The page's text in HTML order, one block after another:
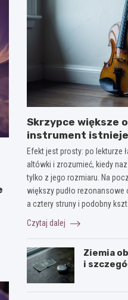
Skrzypce większe
instrument
Efekt jest prosty: po lekturze
altówki i zrozumieć, kiedy
tylko z jego rozmiaru. Na
większy pudło rezonansowe
a cztery struny i podobny
Czytaj dalej
Ziemia
i